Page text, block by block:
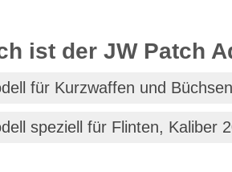
ist der JW Patch
für Kurzwaffen und
speziell für Flinten, Kaliber